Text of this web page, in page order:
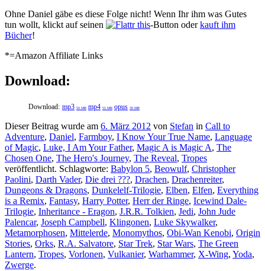
Ohne Daniel gäbe es diese Folge nicht! Wenn Ihr ihm was Gutes
tun wollt, klickt auf seinen
-Button oderkauft ihm
Bücher!
*=Amazon Affiliate Links
Download:
Download: mp3 50 MB mp4 55 MB opus 39 MB
Dieser Beitrag wurde am 6. März 2012 von Stefan in Call to
Adventure, Daniel, Farmboy, I Know Your True Name, Language
of Magic, Luke, I Am Your Father, Magic A is Magic A, The
Chosen One, The Hero's Journey, The Reveal, Tropes
veröffentlicht. Schlagworte: Babylon 5, Beowulf, Christopher
Paolini, Darth Vader, Die drei ???, Drachen, Drachenreiter,
Dungeons & Dragons, Dunkelelf-Trilogie, Elben, Elfen, Everything
is a Remix, Fantasy, Harry Potter, Herr der Ringe, Icewind Dale-
Trilogie, Inheritance - Eragon, J.R.R. Tolkien, Jedi, John Jude
Palencar, Joseph Campbell, Klingonen, Luke Skywalker,
Metamorphosen, Mittelerde, Monomythos, Obi-Wan Kenobi, Origin
Stories, Orks, R.A. Salvatore, Star Trek, Star Wars, The Green
Lantern, Tropes, Vorlonen, Vulkanier, Warhammer, X-Wing, Yoda,
Zwerge.